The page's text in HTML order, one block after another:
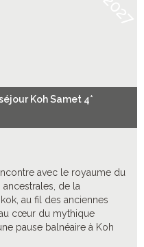
Koh Samet 4*
avec le royaume du
de la
au fil des anciennes
cœur du mythique
pause balnéaire à Koh